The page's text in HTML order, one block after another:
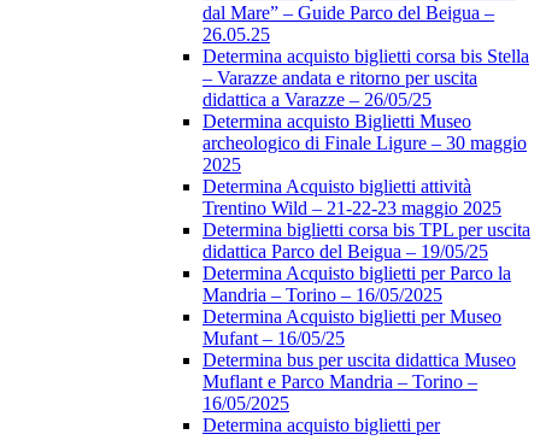
dal Mare” – Guide Parco del Beigua –
26.05.25
Determina acquisto biglietti corsa bis Stella
– Varazze andata e ritorno per uscita
didattica a Varazze – 26/05/25
Determina acquisto Biglietti Museo
archeologico di Finale Ligure – 30 maggio
2025
Determina Acquisto biglietti attività
Trentino Wild – 21-22-23 maggio 2025
Determina biglietti corsa bis TPL per uscita
didattica Parco del Beigua – 19/05/25
Determina Acquisto biglietti per Parco la
Mandria – Torino – 16/05/2025
Determina Acquisto biglietti per Museo
Mufant – 16/05/25
Determina bus per uscita didattica Museo
Muflant e Parco Mandria – Torino –
16/05/2025
Determina acquisto biglietti per